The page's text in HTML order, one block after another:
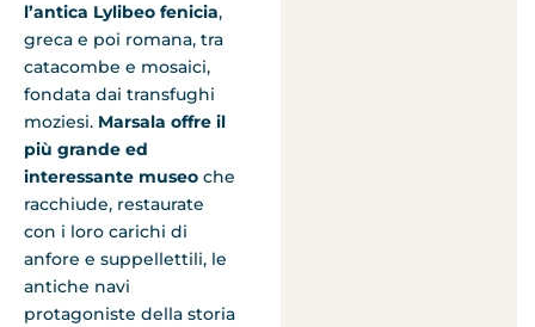
l’antica Lylibeo fenicia,
greca e poi romana, tra
catacombe e mosaici,
fondata dai transfughi
moziesi. Marsala offre il
più grande ed
interessante museo che
racchiude, restaurate
con i loro carichi di
anfore e suppellettili, le
antiche navi
protagoniste della storia